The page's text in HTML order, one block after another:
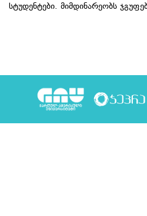
სტუდენტები. მიმდინარეობს